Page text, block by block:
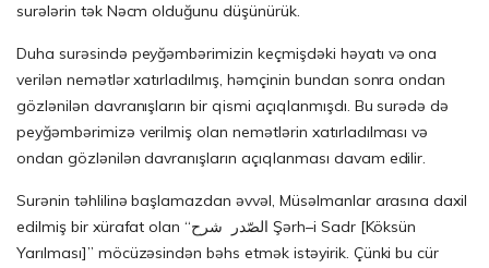
surələrin tək Nəcm olduğunu düşünürük.
Duha surəsində peyğəmbərimizin keçmişdəki həyatı və ona
verilən nemətlər xatırladılmış, həmçinin bundan sonra ondan
gözlənilən davranışların bir qismi açıqlanmışdı. Bu surədə də
peyğəmbərimizə verilmiş olan nemətlərin xatırladılması və
ondan gözlənilən davranışların açıqlanması davam edilir.
Surənin təhlilinə başlamazdan əvvəl, Müsəlmanlar arasına daxil
edilmiş bir xürafat olan “الصّدر شرح Şərh–i Sadr [Köksün
Yarılması]” möcüzəsindən bəhs etmək istəyirik. Çünki bu cür